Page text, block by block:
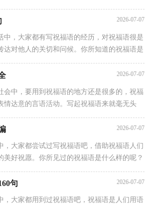
2026-07-07
中，大家都有写祝福语的经历，对祝福语很是
达对他人的关切和问候。你所知道的祝福语是
是小编为大家整理的升学酒祝福语330句，希
2026-07-07
会中，要用到祝福语的地方还是很多的，祝福
情达意的言语活动。写起祝福语来就毫无头
2026-07-07
，大家都尝试过写祝福语吧，借助祝福语人们
美好祝愿。你所见过的祝福语是什么样的呢？
句 2026-07-07
，大家都用到过祝福语吧，祝福语是人们用语